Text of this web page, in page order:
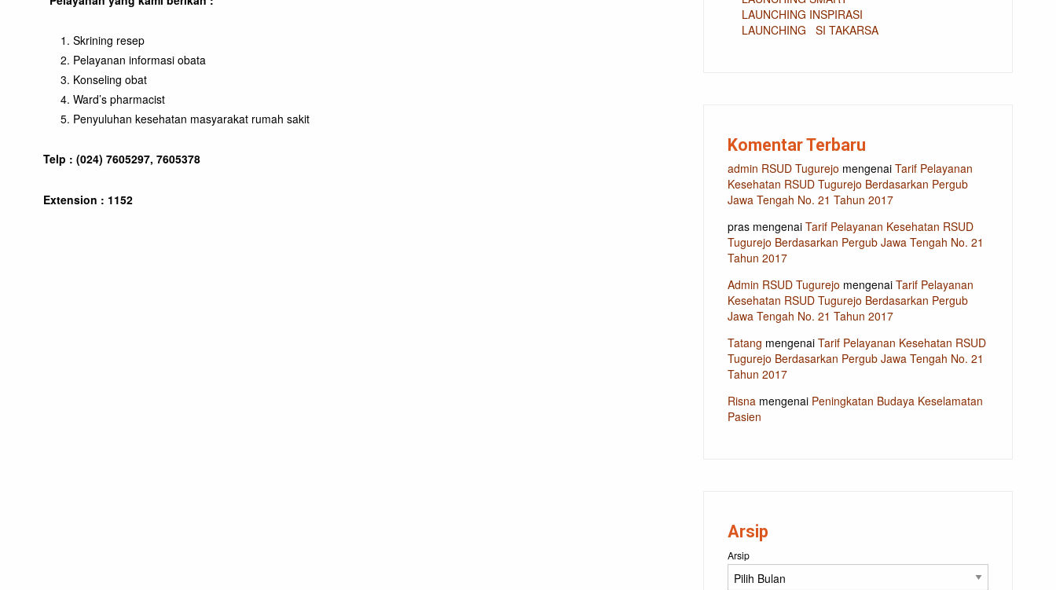
Skrining resep
Pelayanan informasi obata
Konseling obat
Ward’s pharmacist
Penyuluhan kesehatan masyarakat rumah sakit
Telp : (024) 7605297, 7605378
Extension : 1152
LAUNCHING INSPIRASI
LAUNCHING SI TAKARSA
Komentar Terbaru
admin RSUD Tugurejo mengenaiTarif Pelayanan
Kesehatan RSUD Tugurejo Berdasarkan Pergub
Jawa Tengah No. 21 Tahun 2017
pras mengenaiTarif Pelayanan Kesehatan RSUD
Tugurejo Berdasarkan Pergub Jawa Tengah No. 21
Tahun 2017
Admin RSUD Tugurejo mengenaiTarif Pelayanan
Kesehatan RSUD Tugurejo Berdasarkan Pergub
Jawa Tengah No. 21 Tahun 2017
Tatang mengenaiTarif Pelayanan Kesehatan RSUD
Tugurejo Berdasarkan Pergub Jawa Tengah No. 21
Tahun 2017
Risna mengenai Peningkatan Budaya Keselamatan
Pasien
Arsip
Arsip